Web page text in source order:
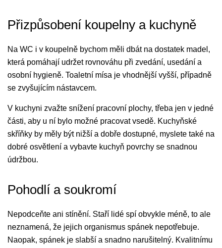
Přizpůsobení koupelny a kuchyně
Na WC i v koupelně bychom měli dbát na dostatek madel,
která pomáhají udržet rovnováhu při zvedání, usedání a
osobní hygieně. Toaletní mísa je vhodnější vyšší, případně
se zvyšujícím nástavcem.
V kuchyni zvažte snížení pracovní plochy, třeba jen v jedné
části, aby u ní bylo možné pracovat vsedě. Kuchyňské
skříňky by měly být nižší a dobře dostupné, myslete také na
dobré osvětlení a vybavte kuchyň povrchy se snadnou
údržbou.
Pohodlí a soukromí
Nepodceňte ani stínění. Staří lidé spí obvykle méně, to ale
neznamená, že jejich organismus spánek nepotřebuje.
Naopak, spánek je slabší a snadno narušitelný. Kvalitnímu